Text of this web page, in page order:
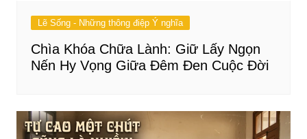
Lẽ Sống - Những thông điệp Ý nghĩa
Chìa Khóa Chữa Lành: Giữ Lấy Ngọn
Nến Hy Vọng Giữa Đêm Đen Cuộc Đời